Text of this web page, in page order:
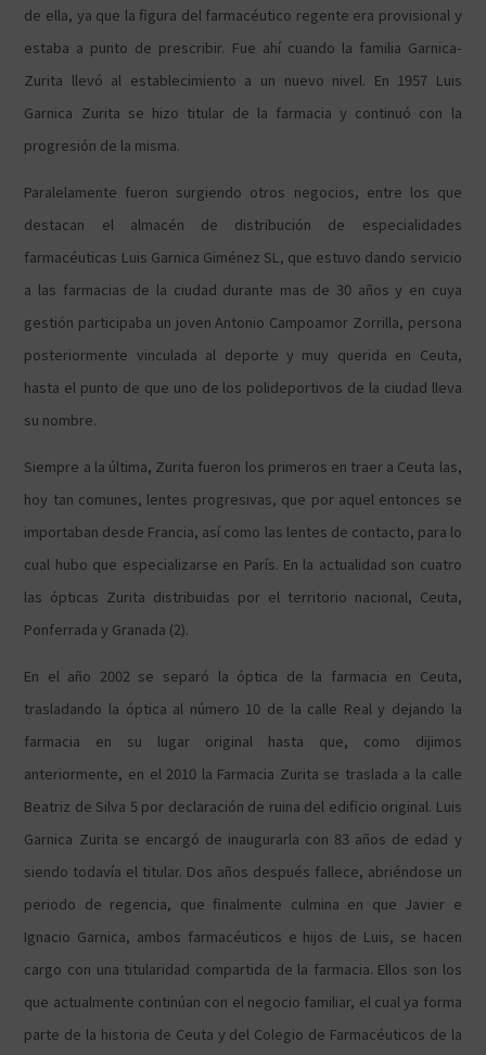
de ella, ya que la figura del farmacéutico regente era provisional y
estaba a punto de prescribir. Fue ahí cuando la familia Garnica-
Zurita llevó al establecimiento a un nuevo nivel. En 1957 Luis
Garnica Zurita se hizo titular de la farmacia y continuó con la
progresión de la misma.
Paralelamente fueron surgiendo otros negocios, entre los que
destacan el almacén de distribución de especialidades
farmacéuticas Luis Garnica Giménez SL, que estuvo dando servicio
a las farmacias de la ciudad durante mas de 30 años y en cuya
gestión participaba un joven Antonio Campoamor Zorrilla, persona
posteriormente vinculada al deporte y muy querida en Ceuta,
hasta el punto de que uno de los polideportivos de la ciudad lleva
su nombre.
Siempre a la última, Zurita fueron los primeros en traer a Ceuta las,
hoy tan comunes, lentes progresivas, que por aquel entonces se
importaban desde Francia, así como las lentes de contacto, para lo
cual hubo que especializarse en París. En la actualidad son cuatro
las ópticas Zurita distribuidas por el territorio nacional, Ceuta,
Ponferrada y Granada (2).
En el año 2002 se separó la óptica de la farmacia en Ceuta,
trasladando la óptica al número 10 de la calle Real y dejando la
farmacia en su lugar original hasta que, como dijimos
anteriormente, en el 2010 la Farmacia Zurita se traslada a la calle
Beatriz de Silva 5 por declaración de ruina del edificio original. Luis
Garnica Zurita se encargó de inaugurarla con 83 años de edad y
siendo todavía el titular. Dos años después fallece, abriéndose un
periodo de regencia, que finalmente culmina en que Javier e
Ignacio Garnica, ambos farmacéuticos e hijos de Luis, se hacen
cargo con una titularidad compartida de la farmacia. Ellos son los
que actualmente continúan con el negocio familiar, el cual ya forma
parte de la historia de Ceuta y del Colegio de Farmacéuticos de la